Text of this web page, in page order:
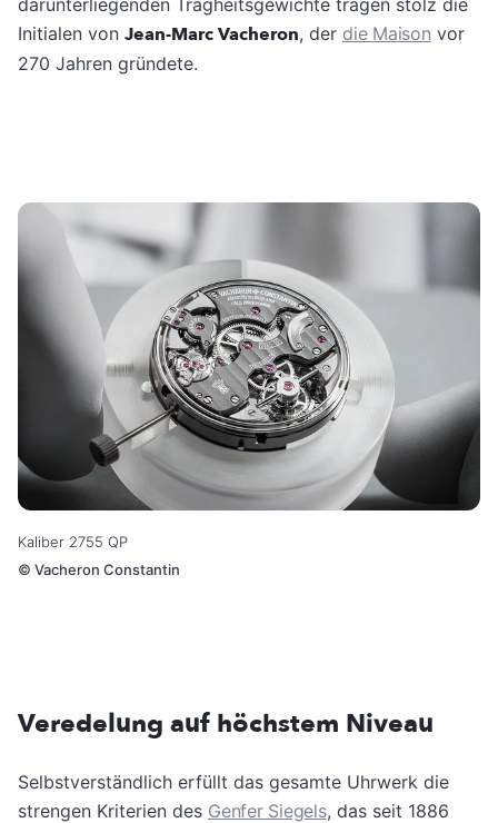
Initialen von Jean-Marc Vacheron, der die Maison vor
270 Jahren gründete.
Kaliber 2755 QP
© Vacheron Constantin
Veredelung auf höchstem Niveau
Selbstverständlich erfüllt das gesamte Uhrwerk die
strengen Kriterien des Genfer Siegels, das seit 1886